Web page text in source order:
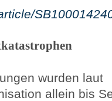
wurden laut
allein bis